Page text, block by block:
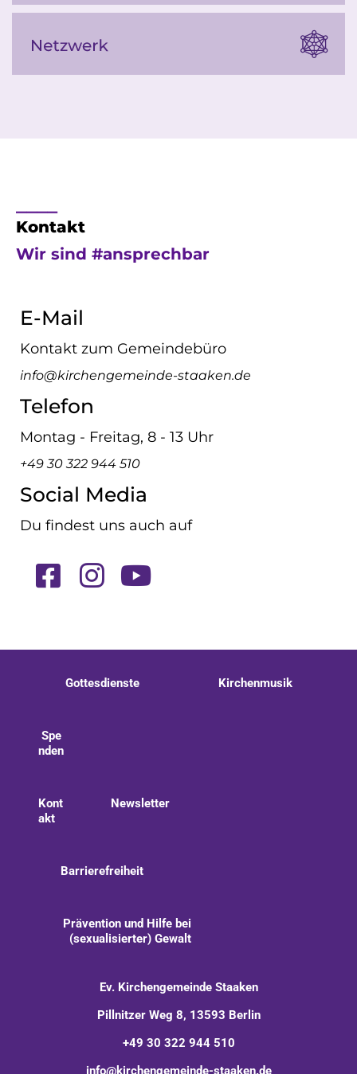
____
Kontakt
Wir sind #ansprechbar
E-Mail
Kontakt zum Gemeindebüro
info@kirchengemeinde-staaken.de
Telefon
Montag - Freitag, 8 - 13 Uhr
+49 30 322 944 510
Social Media
Du findest uns auch auf
Gottesdienste Kirchenmusik
Spe
nden
Kont
akt
Newsletter
Barrierefreiheit
Prävention und Hilfe bei
(sexualisierter) Gewalt
Ev. Kirchengemeinde Staaken
Pillnitzer Weg 8, 13593 Berlin
+49 30 322 944 510